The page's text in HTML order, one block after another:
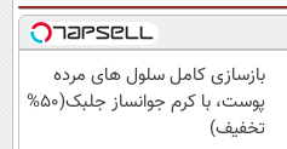
بازسازی کامل سلول های مرده
پوست، با کرم جوانساز جلبک(50%
تخفیف)